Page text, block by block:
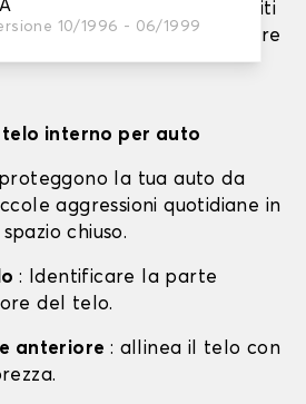
10/1996 - 06/1999
evitare che sporco o detriti
che potrebbero graffiare
interno per auto
la tua auto da
aggressioni quotidiane in
chiuso.
: Identificare la parte
del telo.
anteriore : allinea il telo con